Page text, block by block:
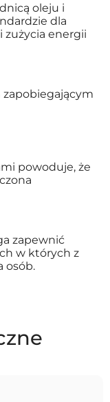
oleju i
dla
zużycia energii
powoduje, że
zapewnić
w których z
osób.